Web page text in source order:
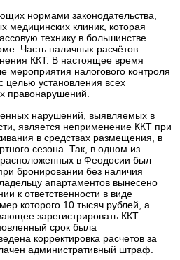
нормами законодательства,
медицинских клиник, которая
технику в большинстве
Часть наличных расчётов
ККТ. В настоящее время
мероприятия налогового контроля
целью установления всех
правонарушений.
нарушений, выявляемых в
является неприменение ККТ при
в средствах размещения, в
сезона. Так, в одном из
в Феодосии был
бронировании без наличия
апартаментов вынесено
к ответственности в виде
которого 10 тысяч рублей, а
зарегистрировать ККТ.
срок была
корректировка расчетов за
административный штраф.